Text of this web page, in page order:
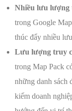
Nhiều lưu lượng
trong Google
thúc đẩy nhiều
Lưu lượng truy
trong Map Pack
những danh sách
kiếm doanh